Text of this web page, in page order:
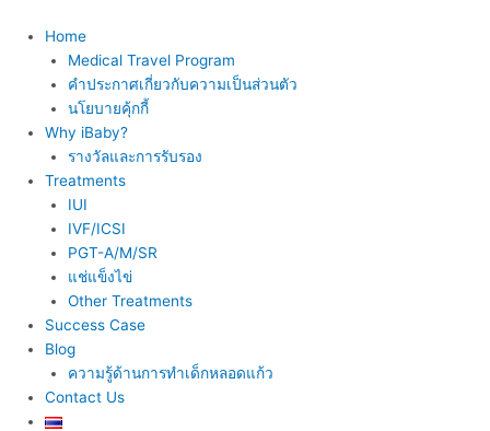
content
Home
Medical Travel Program
คำประกาศเกี่ยวกับความเป็นส่วนตัว
นโยบายคุ้กกี้
Why iBaby?
รางวัลและการรับรอง
Treatments
IUI
IVF/ICSI
PGT-A/M/SR
แช่แข็งไข่
Other Treatments
Success Case
Blog
ความรู้ด้านการทำเด็กหลอดแก้ว
Contact Us